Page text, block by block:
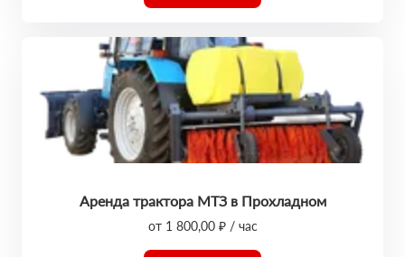
Аренда трактора МТЗ в Прохладном
от 1 800,00 ₽ / час